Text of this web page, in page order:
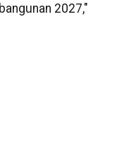
2027,"